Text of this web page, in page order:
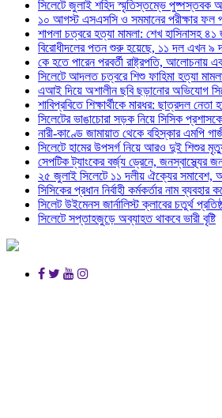
সিলেটে জুলাই শহিদ স্মৃতিস্তম্ভে
১০ আগস্ট এসএসসি ও সমমানের পরীক্ষার ফল
শাপলা চত্বরে হত্যা মামলা: শেখ হাসিনাসহ
বিরোধীদলের পতন শুরু হয়েছে, ১১ দল এখন ৯
কে হতে পারেন পরবর্তী রাষ্ট্রপতি, আলোচনায়
সিলেটে আদলত চত্বরে শিশু ফাহিমা হত্যা
এআই দিয়ে অশালীন ছবি ছড়ানোর অভিযোগ
শাবিপ্রবিতে শিক্ষার্থীকে মারধর: ছাত্রদল
সিলেটের ভাঙাচোরা সড়ক নিয়ে সিসিক
নারী-কাণ্ডে জামায়াত থেকে বহিস্কার এমপি
সিলেটে হামের উপসর্গ নিয়ে আরও দুই শিশুর
সেপটিক ট্যাংকের বর্জ্য ড্রেনে, জনস্বাস্থ্যের
২৫ জুলাই সিলেটে ১১ দলীয় ঐক্যের সমাবেশ,
সিসিকের প্রধান নির্বাহী কর্মকর্তার নাম
সিলেট উইমেনস জার্নালিস্ট ক্লাবের চতুর্থ
সিলেটে সপ্তাহজুড়ে অব্যাহত থাকবে ভারী বৃষ্টি